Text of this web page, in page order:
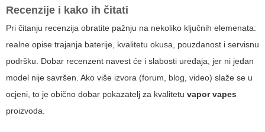
Recenzije i kako ih čitati
Pri čitanju recenzija obratite pažnju na nekoliko ključnih elemenata:
realne opise trajanja baterije, kvalitetu okusa, pouzdanost i servisnu
podršku. Dobar recenzent navest će i slabosti uređaja, jer ni jedan
model nije savršen. Ako više izvora (forum, blog, video) slaže se u
ocjeni, to je obično dobar pokazatelj za kvalitetu vapor vapes
proizvoda.